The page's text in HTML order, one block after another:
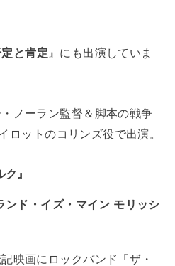
と肯定 』にも出演していま
ノーラン監督＆脚本の戦争
ロットのコリンズ役で出演。
』
ンド・イズ・マイン モリッシ
映画にロックバンド「ザ・